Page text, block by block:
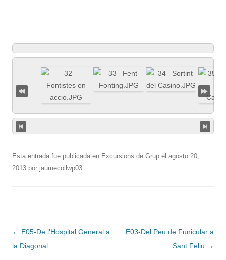
Esta entrada fue publicada en Excursions de Grup el agosto 20,
2013 por jaumecollwp03.
Navegación
de
← E05-De l’Hospital General a
la Diagonal
E03-Del Peu de Funicular a
Sant Feliu →